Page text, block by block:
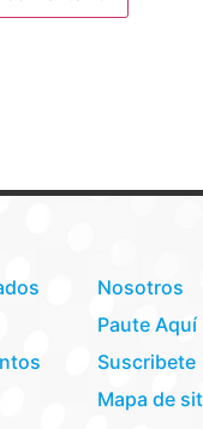
Nosotros
Paute Aquí
Suscribete
Mapa de